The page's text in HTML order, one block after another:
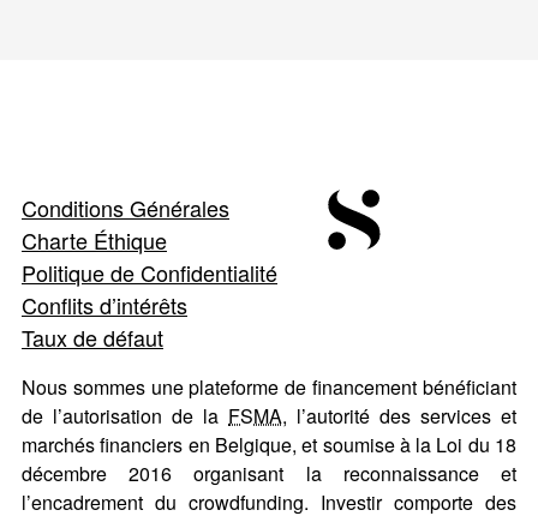
Conditions Générales
Charte Éthique
Politique de Confidentialité
Conflits d’intérêts
Taux de défaut
Nous sommes une plateforme de financement bénéficiant
de l’autorisation de la FSMA, l’autorité des services et
marchés financiers en Belgique, et soumise à la Loi du 18
décembre 2016 organisant la reconnaissance et
l’encadrement du crowdfunding. Investir comporte des